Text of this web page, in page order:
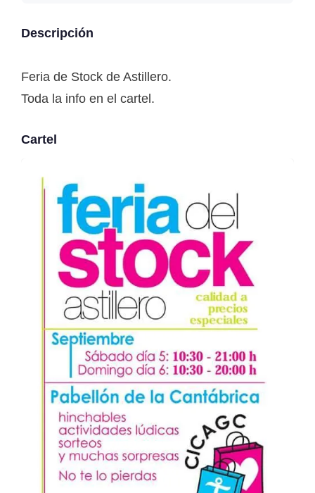
Descripción
Feria de Stock de Astillero.
Toda la info en el cartel.
Cartel